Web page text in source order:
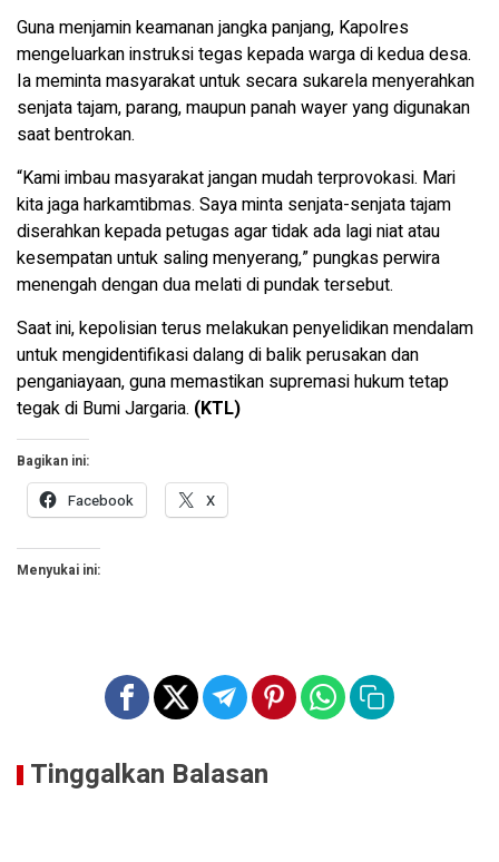
Guna menjamin keamanan jangka panjang, Kapolres
mengeluarkan instruksi tegas kepada warga di kedua desa.
Ia meminta masyarakat untuk secara sukarela menyerahkan
senjata tajam, parang, maupun panah wayer yang digunakan
saat bentrokan.
“Kami imbau masyarakat jangan mudah terprovokasi. Mari
kita jaga harkamtibmas. Saya minta senjata-senjata tajam
diserahkan kepada petugas agar tidak ada lagi niat atau
kesempatan untuk saling menyerang,” pungkas perwira
menengah dengan dua melati di pundak tersebut.
Saat ini, kepolisian terus melakukan penyelidikan mendalam
untuk mengidentifikasi dalang di balik perusakan dan
penganiayaan, guna memastikan supremasi hukum tetap
tegak di Bumi Jargaria. (KTL)
Bagikan ini:
Facebook X
Menyukai ini:
Tinggalkan Balasan